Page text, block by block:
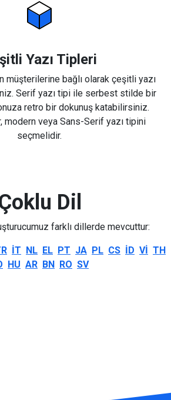
Yazı Tipleri
müşterilerine bağlı olarak çeşitli yazı
Serif yazı tipi ile serbest stilde bir
retro bir dokunuş katabilirsiniz.
modern veya Sans-Serif yazı tipini
seçmelidir.
Dil
farklı dillerde mevcuttur:
IT NL EL PT JA PL CS ID VI TH
HU AR BN RO SV